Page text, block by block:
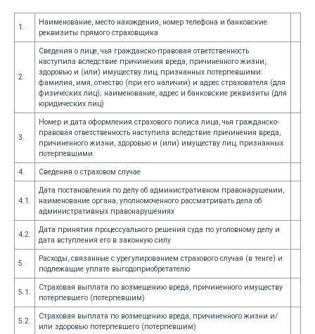
1.
Наименование, место нахождения, номер телефона и банковские
реквизиты прямого страховщика
2.
Сведения о лице, чья гражданско-правовая ответственность
наступила вследствие причинения вреда, причиненного жизни,
здоровью и (или) имуществу лиц, признанных потерпевшими:
фамилия, имя, отчество (при его наличии) и адрес страхователя (для
физических лиц); наименование, адрес и банковские реквизиты (для
юридических лиц)
3.
Номер и дата оформления страхового полиса лица, чья гражданско-
правовая ответственность наступила вследствие причинения вреда,
причиненного жизни, здоровью и (или) имуществу лиц, признанных
потерпевшими
4.
Сведения о страховом случае
4.1.
Дата постановления по делу об административном правонарушении,
наименование органа, уполномоченного рассматривать дела об
административных правонарушениях
4.2.
Дата принятия процессуального решения суда по уголовному делу и
дата вступления его в законную силу
5.
Расходы, связанные с урегулированием страхового случая (в тенге) и
подлежащие уплате выгодоприобретателю
5.1.
Страховая выплата по возмещению вреда, причиненного имуществу
потерпевшего (потерпевшим)
5.2.
Страховая выплата по возмещению вреда, причиненного жизни и/
или здоровью потерпевшего (потерпевшим)